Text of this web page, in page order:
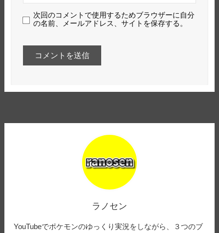
次回のコメントで使用するためブラウザーに自分
の名前、メールアドレス、サイトを保存する。
ラノセン
YouTubeでポケモンのゆっくり実況をしながら、３つのブ